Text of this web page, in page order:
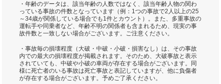
・年齢のデータは、該当年齢の人数ではなく、該当年齢人物の関わ
っている事故の件数となっています（例：1つの事故で2人以上の25
～34歳が関係している場合でも1件とカウント）。また、多重事故の
運転手や同乗者など、年齢不明の関係者も含まれるため、現実の事
故件数と一致しない場合がございます。ご注意ください。
・事故毎の損壊程度（大破・中破・小破・損害なし）は、その事故
内での最大の損壊程度が掲載されます。そのため、大破事故と表示
されていても、中破や小破の車両が存在する場合がございます。同
様に死亡者のいる事故は死亡事故と表記していますが、他に負傷者
が存在する場合がございます。予めご了承ください。